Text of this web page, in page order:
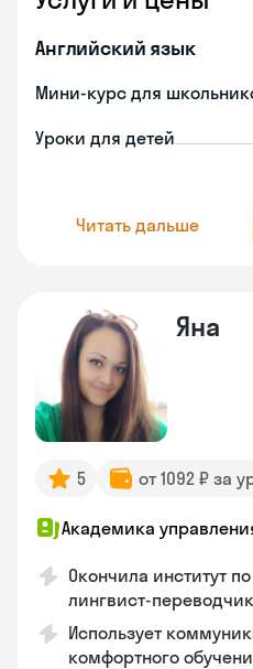
Английский язык
Мини-курс для
Уроки для детей
Читать дальше
Яна
5 от 1092 ₽ за
Академика
Окончила институт
лингвист-переводчик
Использует
комфортного